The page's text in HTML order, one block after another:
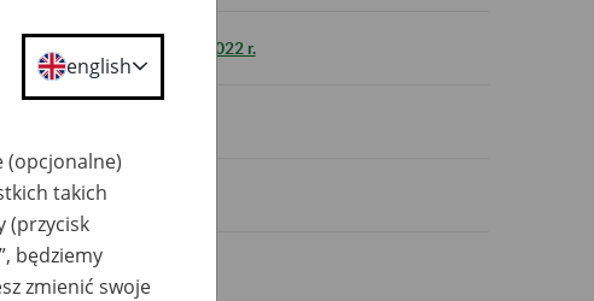
płatników składek za 2022 r.
płatników składek
english
(opcjonalne)
takich
(przycisk
będziemy
zmienić swoje